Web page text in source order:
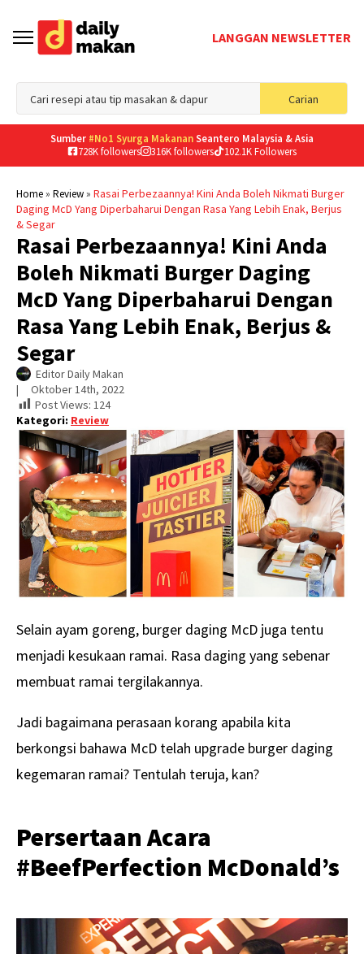
LANGGAN NEWSLETTER
Carian
for:
Sumber #No1 Syurga MakananSeantero Malaysia & Asia
728K followers
316K followers 102.1K Followers
Home» Review» Rasai Perbezaannya! Kini Anda Boleh Nikmati Burger
Daging McD Yang Diperbaharui Dengan Rasa Yang Lebih Enak, Berjus
& Segar
Rasai Perbezaannya! Kini Anda
Boleh Nikmati Burger Daging
McD Yang Diperbaharui Dengan
Rasa Yang Lebih Enak, Berjus &
Segar
Editor Daily Makan
| Oktober 14th, 2022
Post Views: 124
Kategori: Review
Selain ayam goreng, burger daging McD juga tentu
menjadi kesukaan ramai. Rasa daging yang sebenar
membuat ramai tergilakannya.
Jadi bagaimana perasaan korang apabila kita
berkongsi bahawa McD telah upgrade burger daging
kegemaran ramai? Tentulah teruja, kan?
Persertaan Acara
#BeefPerfection McDonald’s